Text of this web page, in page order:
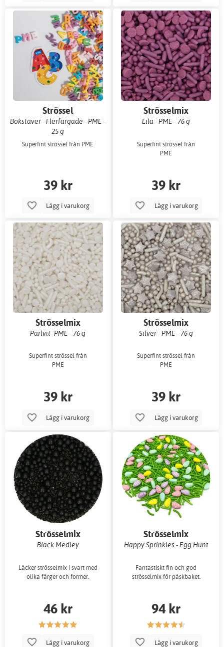
Strössel
Bokstäver - Flerfärgade - PME -
25 g
Superfint strössel från PME
39 kr
Lägg i varukorg
Strösselmix
Lila - PME - 76 g
Superfint strössel från
PME
39 kr
Lägg i varukorg
Strösselmix
Pärlvit- PME - 76 g
Superfint strössel från
PME
39 kr
Lägg i varukorg
Strösselmix
Silver - PME - 76 g
Superfint strössel från
PME
39 kr
Lägg i varukorg
Strösselmix
Black Medley
Läcker strösselmix i svart med
olika färger och former.
46 kr
Lägg i varukorg
Strösselmix
Happy Sprinkles - Egg Hunt
Fantastiskt fin och god
strösselmix för påskbaket.
94 kr
Lägg i varukorg